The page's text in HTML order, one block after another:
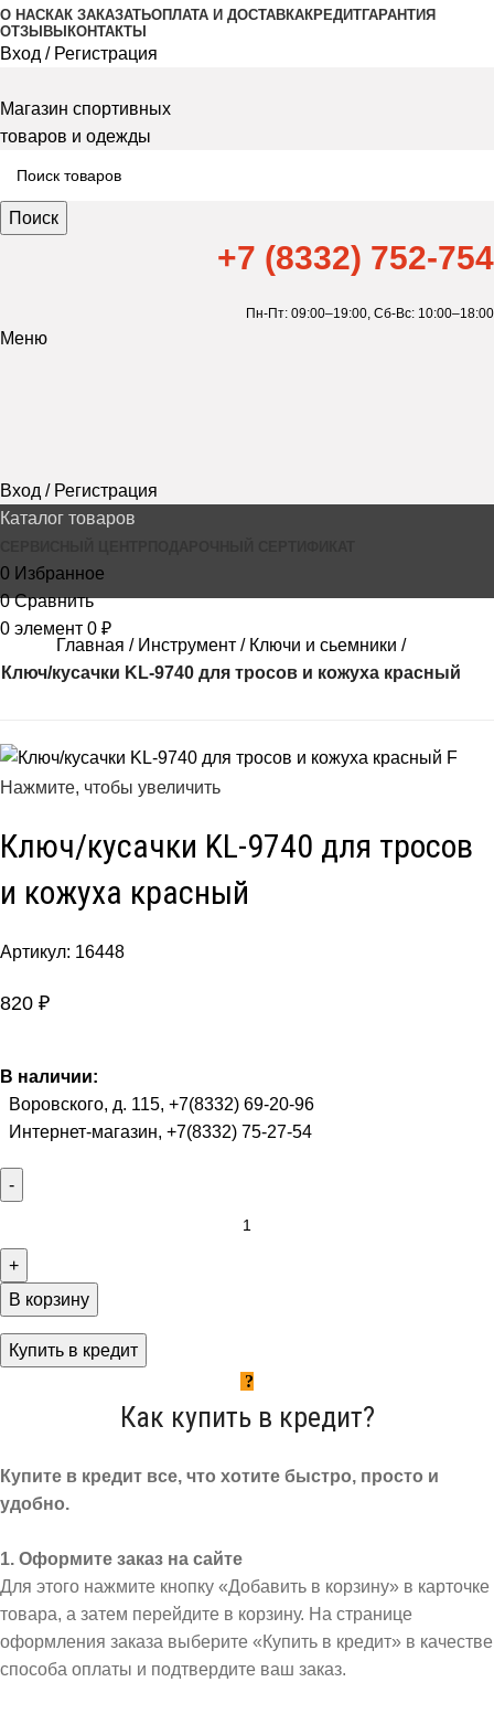
О НАСКАК ЗАКАЗАТЬОПЛАТА И ДОСТАВКАКРЕДИТГАРАНТИЯ
ОТЗЫВЫ КОНТАКТЫ
Вход / Регистрация
Магазин спортивных
товаров и одежды
Поиск
+7 (8332) 752-754
Пн-Пт: 09:00–19:00, Сб-Вс: 10:00–18:00
Меню
Вход / Регистрация
Каталог товаров
0 Избранное
0 Сравнить
0 элемент 0 ₽
Главная
Инструмент
Ключи и сьемники
Ключ/кусачки KL-9740 для тросов и кожуха красный
Нажмите, чтобы увеличить
Ключ/кусачки KL-9740 для тросов
и кожуха красный
Артикул: 16448
820 ₽
В наличии:
Воровского, д. 115, +7(8332) 69-20-96
Интернет-магазин, +7(8332) 75-27-54
В корзину
Купить в кредит
Как купить в кредит?
Купите в кредит все, что хотите быстро, просто и
удобно.
1. Оформите заказ на сайте
Для этого нажмите кнопку «Добавить в корзину» в карточке
товара, а затем перейдите в корзину. На странице
оформления заказа выберите «Купить в кредит» в качестве
способа оплаты и подтвердите ваш заказ.